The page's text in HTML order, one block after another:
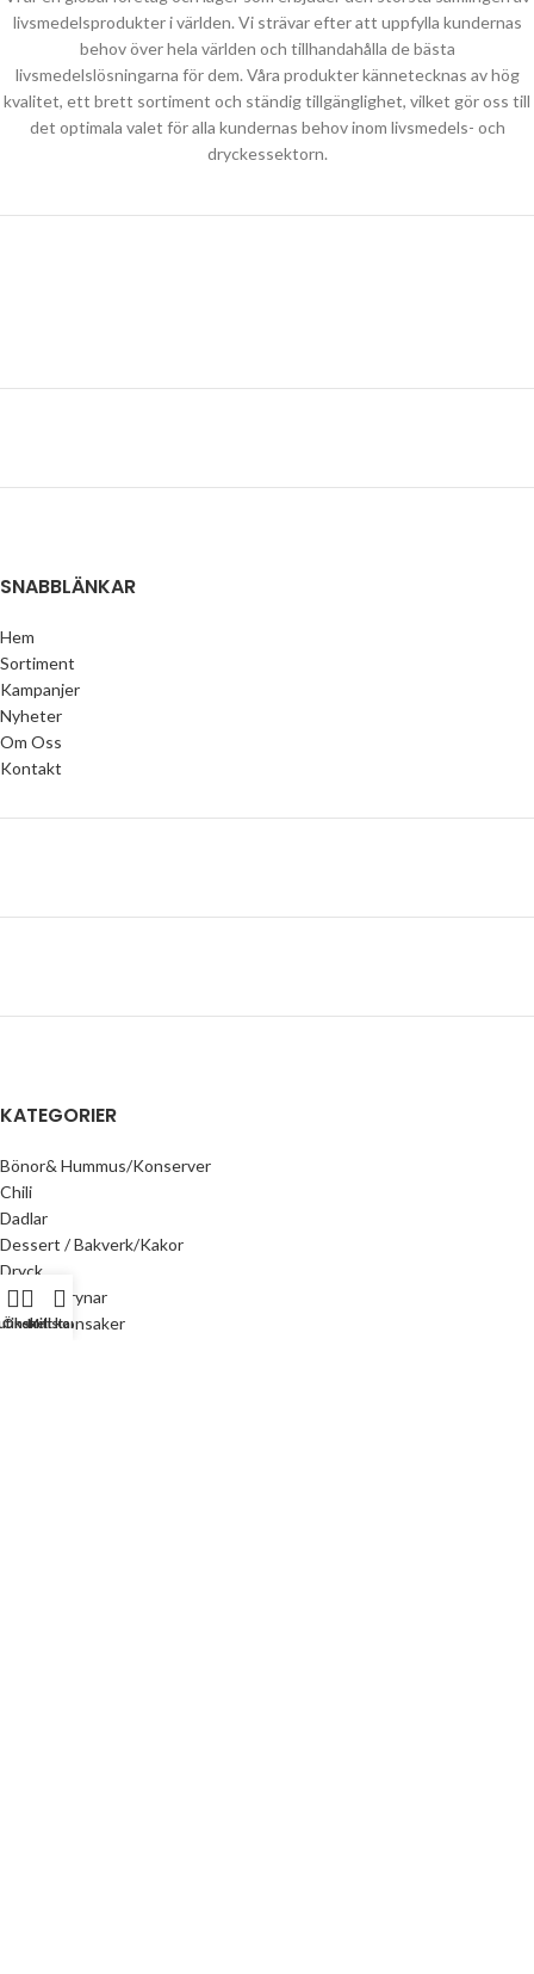
livsmedelsprodukter i världen. Vi strävar efter att uppfylla kundernas
behov över hela världen och tillhandahålla de bästa
livsmedelslösningarna för dem. Våra produkter kännetecknas av hög
kvalitet, ett brett sortiment och ständig tillgänglighet, vilket gör oss till
det optimala valet för alla kundernas behov inom livsmedels- och
dryckessektorn.
SNABBLÄNKAR
Hem
Sortiment
Kampanjer
Nyheter
Om Oss
Kontakt
KATEGORIER
Bönor& Hummus/Konserver
Chili
Dadlar
Dessert / Bakverk/Kakor
Dryck
Flingor/Grynar
Frysta grönsaker
Önskelista
Mitt konto